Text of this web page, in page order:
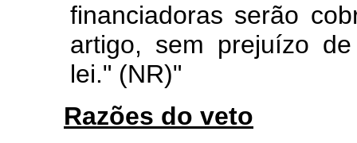
financiadoras serão
artigo, sem prejuízo
lei." (NR)"
Razões do veto